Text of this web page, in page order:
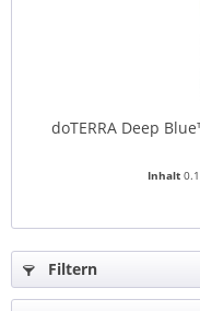
doTERRA Deep
Inhalt
Filtern